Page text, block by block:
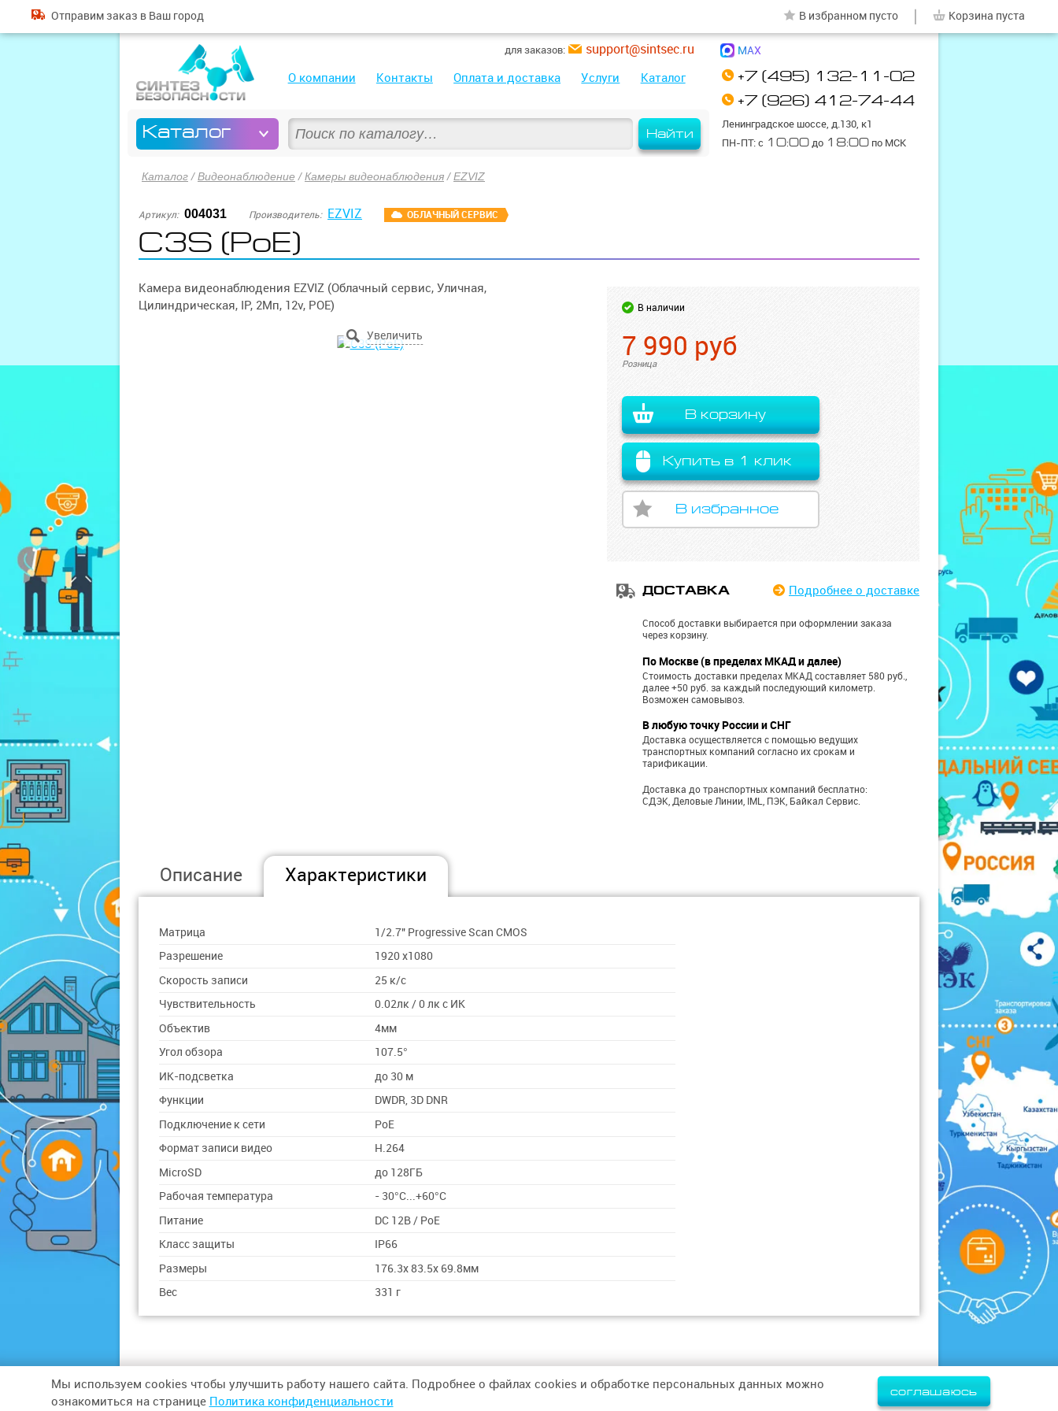
Найти
О компании Контакты Оплата и доставка Услуги Каталог
Каталог
+7 (495) 132-11-02
+7 (926) 412-74-44
Ленинградское шоссе, д.130, к1
ПН-ПТ: с 10:00 до 18:00 по МСК
для заказов: support@sintsec.ru MAX
Отправим заказ в Ваш город В избранном пусто Корзина пуста
Каталог /Видеонаблюдение /Камеры видеонаблюдения /EZVIZ
Артикул: 004031 Производитель: EZVIZ ОБЛАЧНЫЙ СЕРВИС
C3S (PoE)
Камера видеонаблюдения EZVIZ (Облачный сервис, Уличная,
Цилиндрическая, IP, 2Мп, 12v, POE)
В наличии
7 990 руб
Розница
В корзину
Купить в 1 клик
В избранное
ДОСТАВКА Подробнее о доставке
Способ доставки выбирается при оформлении заказа
через корзину.
По Москве (в пределах МКАД и далее)
Стоимость доставки пределах МКАД составляет 580 руб.,
далее +50 руб. за каждый последующий километр.
Возможен самовывоз.
В любую точку России и СНГ
Доставка осуществляется с помощью ведущих
транспортных компаний согласно их срокам и
тарификации.
Доставка до транспортных компаний бесплатно:
СДЭК, Деловые Линии, IML, ПЭК, Байкал Сервис.
Описание Характеристики
Матрица
1/2.7" Progressive Scan CMOS
Разрешение
1920 х1080
Скорость записи
25 к/с
Чувствительность
0.02лк / 0 лк с ИК
Объектив
4мм
Угол обзора
107.5°
ИК-подсветка
до 30 м
Функции
DWDR, 3D DNR
Подключение к сети
PoE
Формат записи видео
H.264
MicroSD
до 128ГБ
Рабочая температура
- 30°С...+60°С
Питание
DC 12В / PoE
Класс защиты
IP66
Размеры
176.3x 83.5x 69.8мм
Вес
331 г
© 2026,ООО «СИНТЕЗ БЕЗОПАСНОСТИ» Политика конфиденциальности
Мы используем cookies чтобы улучшить работу нашего сайта. Подробнее о файлах cookies и обработке персональных данных можно
ознакомиться на странице Политика конфиденциальности
соглашаюсь